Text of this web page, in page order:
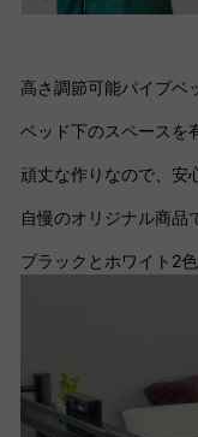
高さ調節可能パイプベ
ベッド下のスペースを
頑丈な作りなので、安
自慢のオリジナル商品
ブラックとホワイト2